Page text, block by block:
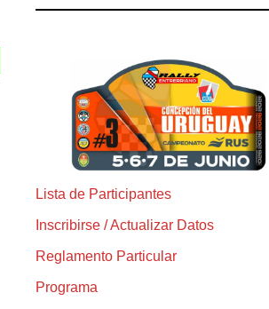
Lista de Participantes
Inscribirse / Actualizar Datos
Reglamento Particular
Programa